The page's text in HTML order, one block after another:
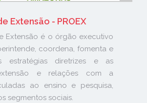
Extensão - PROEX
Extensão é o órgão executivo
coordena, fomenta e
estratégias diretrizes e as
e relações com a
ao ensino e pesquisa,
segmentos sociais.